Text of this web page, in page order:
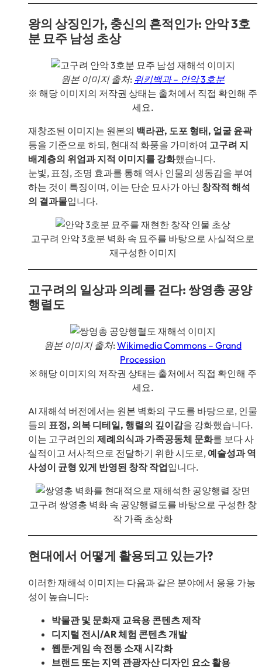
왕의 상징인가, 충신의 흔적인가: 안악 3호
분 묘주 남성 초상
원본 이미지 출처: 위키백과 – 안악 3호분
※ 해당 이미지의 저작권 상태는 출처에서 직접 확인해 주
세요.
재창조된 이미지는 원본의 백라관, 도포 형태, 얼굴 윤곽
등을 기준으로 하되, 현대적 화풍을 가미하여 고구려 지
배계층의 위엄과 지적 이미지를 강화했습니다.
눈빛, 표정, 조명 효과를 통해 역사 인물의 생동감을 부여
하는 것이 특징이며, 이는 단순 묘사가 아닌 창작적 해석
의 결과물입니다.
고구려 안악 3호분 벽화 속 묘주를 바탕으로 사실적으로
재구성한 이미지
고구려의 일상과 의례를 걷다: 쌍영총 공양
행렬도
원본 이미지 출처: Wikimedia Commons – Grand
Procession
※ 해당 이미지의 저작권 상태는 출처에서 직접 확인해 주
세요.
AI 재해석 버전에서는 원본 벽화의 구도를 바탕으로, 인물
들의 표정, 의복 디테일, 행렬의 깊이감을 강화했습니다.
이는 고구려인의 제례의식과 가족공동체 문화를 보다 사
실적이고 서사적으로 전달하기 위한 시도로, 예술성과 역
사성이 균형 있게 반영된 창작 작업입니다.
고구려 쌍영총 벽화 속 공양행렬도를 바탕으로 구성한 창
작 가족 초상화
현대에서 어떻게 활용되고 있는가?
이러한 재해석 이미지는 다음과 같은 분야에서 응용 가능
성이 높습니다:
박물관 및 문화재 교육용 콘텐츠 제작
디지털 전시/AR 체험 콘텐츠 개발
웹툰·게임 속 전통 소재 시각화
브랜드 또는 지역 관광자산 디자인 요소 활용